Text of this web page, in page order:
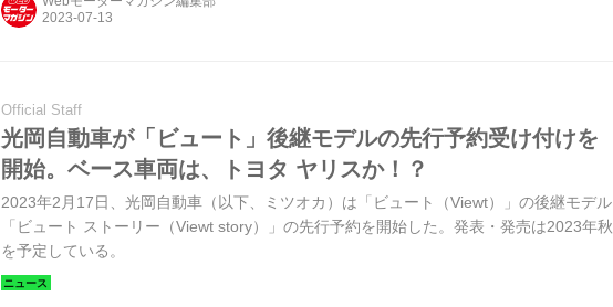
Official Staff
光岡自動車が「ビュート」後継モデルの先行予約受け付けを
開始。ベース車両は、トヨタ ヤリスか！？
2023年2月17日、光岡自動車（以下、ミツオカ）は「ビュート（Viewt）」の後継モデル
「ビュート ストーリー（Viewt story）」の先行予約を開始した。発表・発売は2023年秋
を予定している。